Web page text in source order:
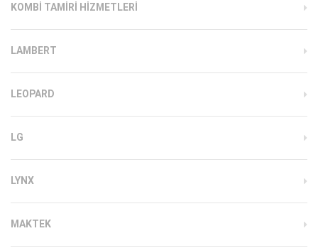
KOMBI TAMIRI HIZMETLERI
LAMBERT
LEOPARD
LG
LYNX
MAKTEK